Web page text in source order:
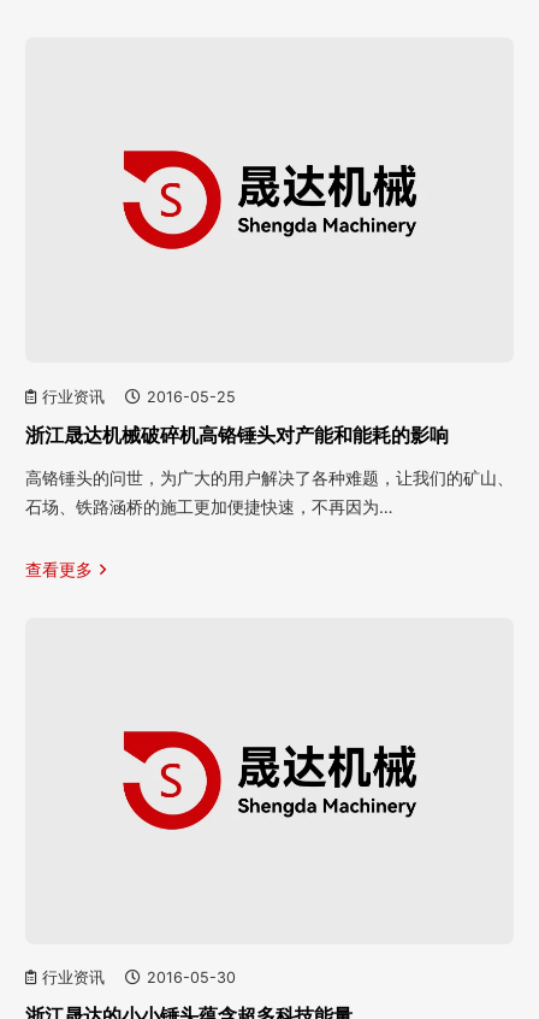
行业资讯 2016-05-25
浙江晟达机械破碎机高铬锤头对产能和能耗的影响
高铬锤头的问世，为广大的用户解决了各种难题，让我们的矿山、
石场、铁路涵桥的施工更加便捷快速，不再因为…
查看更多
行业资讯 2016-05-30